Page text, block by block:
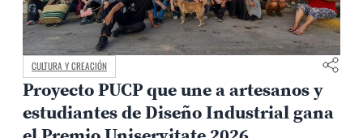
CULTURA Y CREACIÓN
Proyecto PUCP que une a artesanos y
estudiantes de Diseño Industrial gana